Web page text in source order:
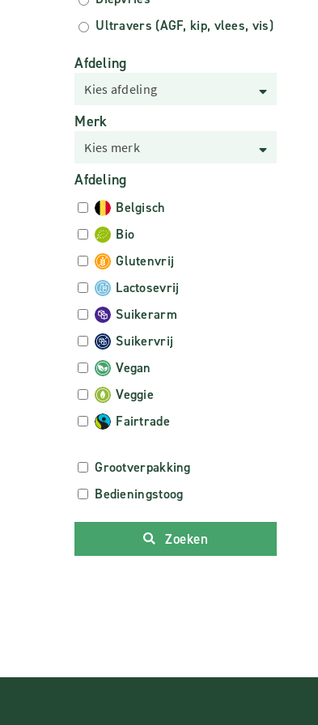
Ultravers (AGF, kip, vlees, vis)
Afdeling
Kies afdeling
Merk
Kies merk
Afdeling
Belgisch
Bio
Glutenvrij
Lactosevrij
Suikerarm
Suikervrij
Vegan
Veggie
Fairtrade
Grootverpakking
Bedieningstoog
Zoeken